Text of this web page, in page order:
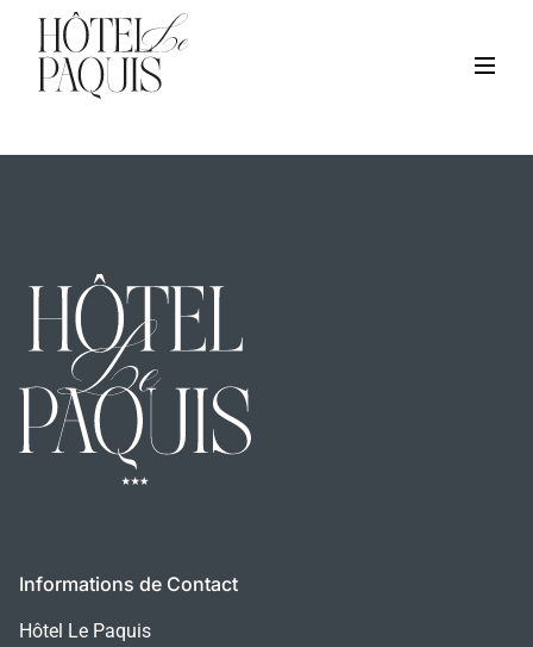
Informations de Contact
Hôtel Le Paquis